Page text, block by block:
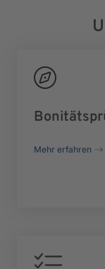
Mehr erfahren